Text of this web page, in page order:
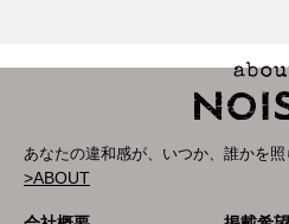
あなたの違和感が、いつか、誰かを照
>ABOUT